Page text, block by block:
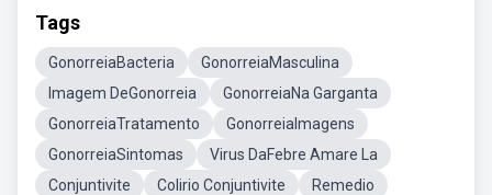
Tags
GonorreiaBacteria
GonorreiaMasculina
Imagem DeGonorreia
GonorreiaNa Garganta
GonorreiaTratamento
GonorreiaImagens
GonorreiaSintomas
Virus DaFebre Amare La
Conjuntivite
Colirio Conjuntivite
Remedio